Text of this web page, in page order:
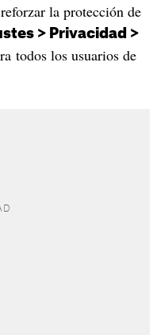
la protección de
> Privacidad >
todos los usuarios de